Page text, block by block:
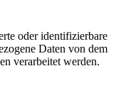
oder identifizierbare
Daten von dem
verarbeitet werden.